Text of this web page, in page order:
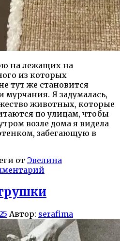
на лежащих на
из которых
тут же становится
мурчания. Я задумалась,
животных, которые
по улицам, чтобы
возле дома я видела
забегающую в
от Эвелина
Автор: serafima